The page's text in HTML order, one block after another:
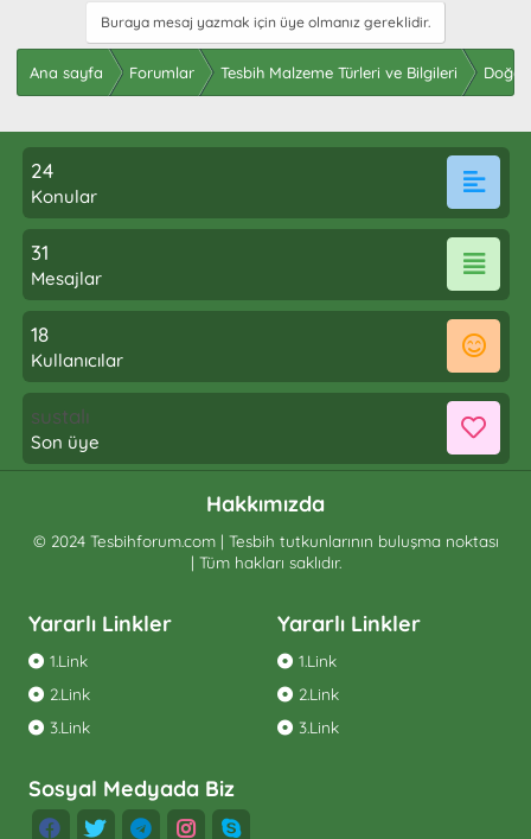
Buraya mesaj yazmak için üye olmanız gereklidir.
Ana sayfa Forumlar Tesbih Malzeme Türleri ve Bilgileri Doğal
24
Konular
31
Mesajlar
18
Kullanıcılar
sustalı
Son üye
Hakkımızda
© 2024 Tesbihforum.com | Tesbih tutkunlarının buluşma noktası
| Tüm hakları saklıdır.
Yararlı Linkler
1.Link
2.Link
3.Link
Yararlı Linkler
1.Link
2.Link
3.Link
Sosyal Medyada Biz